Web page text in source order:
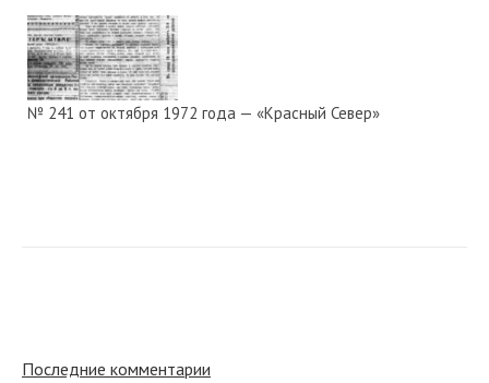
№ 241 от октября 1972 года — «Красный Север»
Последние комментарии